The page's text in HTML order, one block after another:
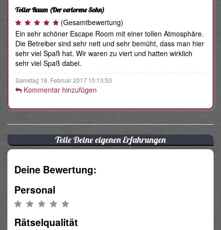
Toller Raum(Der verlorene Sohn)
(Gesamtbewertung)
Ein sehr schöner Escape Room mit einer tollen Atmosphäre.
Die Betreiber sind sehr nett und sehr bemüht, dass man hier
sehr viel Spaß hat. Wir waren zu viert und hatten wirklich
sehr viel Spaß dabei.
Samstag 18. Februar 2017 15:13:53
Kommentar hinzufügen
Teile Deine eigenen Erfahrungen
Deine Bewertung:
Personal
Rätselqualität